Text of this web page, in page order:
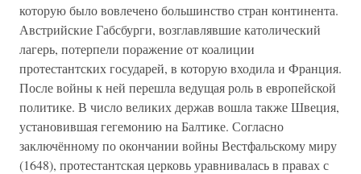
которую было вовлечено большинство стран континента.
Австрийские Габсбурги, возглавлявшие католический
лагерь, потерпели поражение от коалиции
протестантских государей, в которую входила и Франция.
После войны к ней перешла ведущая роль в европейской
политике. В число великих держав вошла также Швеция,
установившая гегемонию на Балтике. Согласно
заключённому по окончании войны Вестфальскому миру
(1648), протестантская церковь уравнивалась в правах с